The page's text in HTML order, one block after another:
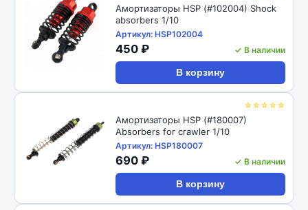
Амортизаторы HSP (#102004) Shock
absorbers 1/10
Артикул: HSP102004
450 ₽ ✓ В наличии
В корзину
☆☆☆☆☆
Амортизаторы HSP (#180007)
Absorbers for crawler 1/10
Артикул: HSP180007
690 ₽ ✓ В наличии
В корзину